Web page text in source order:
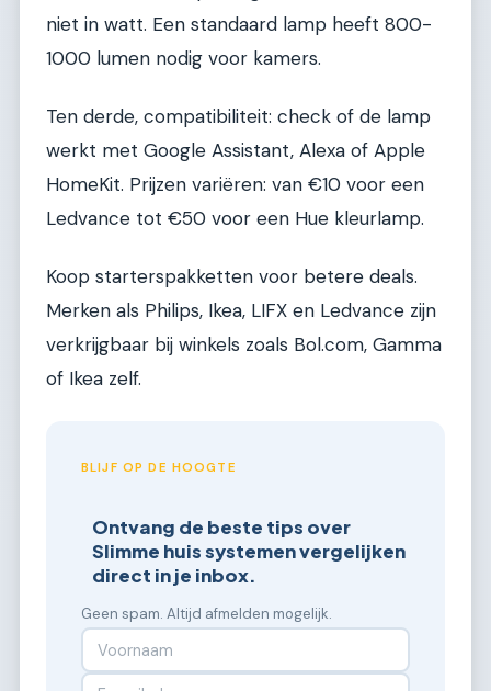
niet in watt. Een standaard lamp heeft 800-
1000 lumen nodig voor kamers.
Ten derde, compatibiliteit: check of de lamp
werkt met Google Assistant, Alexa of Apple
HomeKit. Prijzen variëren: van €10 voor een
Ledvance tot €50 voor een Hue kleurlamp.
Koop starterspakketten voor betere deals.
Merken als Philips, Ikea, LIFX en Ledvance zijn
verkrijgbaar bij winkels zoals Bol.com, Gamma
of Ikea zelf.
BLIJF OP DE HOOGTE
Ontvang de beste tips over
Slimme huis systemen vergelijken
direct in je inbox.
Geen spam. Altijd afmelden mogelijk.